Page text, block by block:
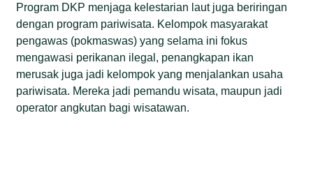
Program DKP menjaga kelestarian laut juga beriringan
dengan program pariwisata. Kelompok masyarakat
pengawas (pokmaswas) yang selama ini fokus
mengawasi perikanan ilegal, penangkapan ikan
merusak juga jadi kelompok yang menjalankan usaha
pariwisata. Mereka jadi pemandu wisata, maupun jadi
operator angkutan bagi wisatawan.